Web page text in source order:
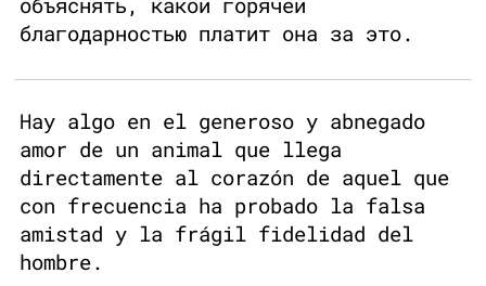
благодарностью платит она за это.
Hay algo en el generoso y abnegado
amor de un animal que llega
directamente al corazón de aquel que
con frecuencia ha probado la falsa
amistad y la frágil fidelidad del
hombre.